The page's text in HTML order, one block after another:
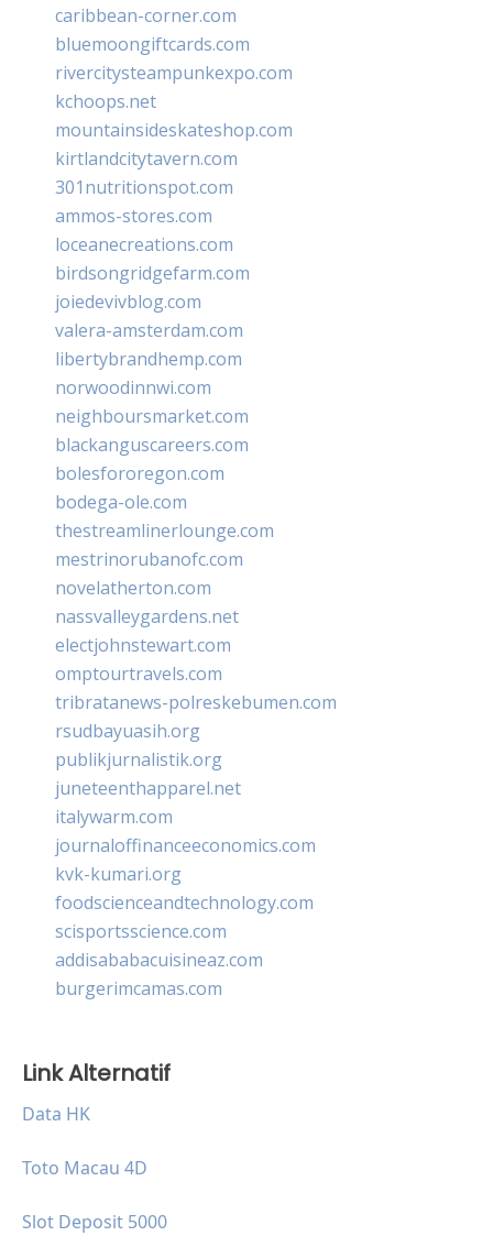
caribbean-corner.com
bluemoongiftcards.com
rivercitysteampunkexpo.com
kchoops.net
mountainsideskateshop.com
kirtlandcitytavern.com
301nutritionspot.com
ammos-stores.com
loceanecreations.com
birdsongridgefarm.com
joiedevivblog.com
valera-amsterdam.com
libertybrandhemp.com
norwoodinnwi.com
neighboursmarket.com
blackanguscareers.com
bolesfororegon.com
bodega-ole.com
thestreamlinerlounge.com
mestrinorubanofc.com
novelatherton.com
nassvalleygardens.net
electjohnstewart.com
omptourtravels.com
tribratanews-polreskebumen.com
rsudbayuasih.org
publikjurnalistik.org
juneteenthapparel.net
italywarm.com
journaloffinanceeconomics.com
kvk-kumari.org
foodscienceandtechnology.com
scisportsscience.com
addisababacuisineaz.com
burgerimcamas.com
Link Alternatif
Data HK
Toto Macau 4D
Slot Deposit 5000